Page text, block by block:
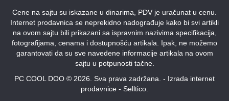
Cene na sajtu su iskazane u dinarima, PDV je uračunat u cenu.
Internet prodavnica se neprekidno nadograđuje kako bi svi artikli
na ovom sajtu bili prikazani sa ispravnim nazivima specifikacija,
fotografijama, cenama i dostupnošću artikala. Ipak, ne možemo
garantovati da su sve navedene informacije artikala na ovom
sajtu u potpunosti tačne.
PC COOL DOO © 2026. Sva prava zadržana. - Izrada internet
prodavnice - Selltico.